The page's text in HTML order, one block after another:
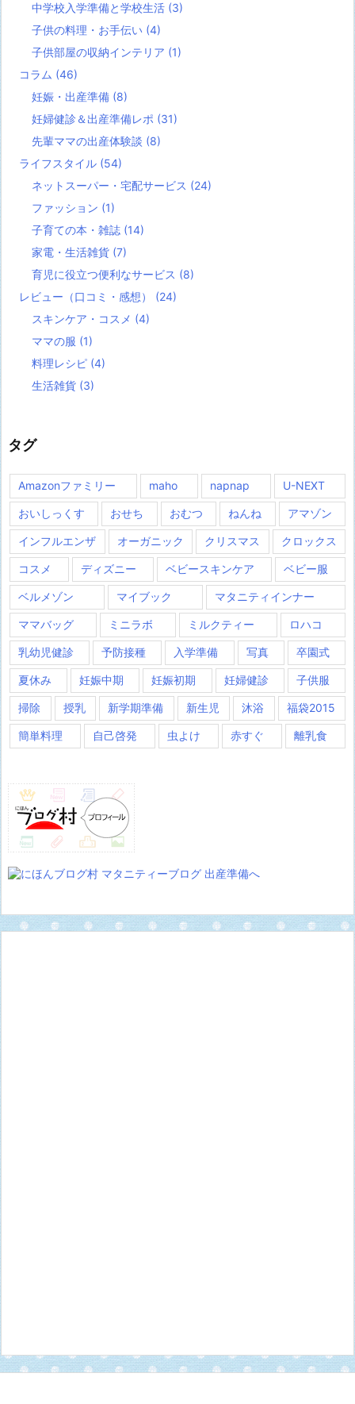
中学校入学準備と学校生活 (3)
子供の料理・お手伝い (4)
子供部屋の収納インテリア (1)
コラム (46)
妊娠・出産準備 (8)
妊婦健診＆出産準備レポ (31)
先輩ママの出産体験談 (8)
ライフスタイル (54)
ネットスーパー・宅配サービス (24)
ファッション (1)
子育ての本・雑誌 (14)
家電・生活雑貨 (7)
育児に役立つ便利なサービス (8)
レビュー（口コミ・感想） (24)
スキンケア・コスメ (4)
ママの服 (1)
料理レシピ (4)
生活雑貨 (3)
タグ
Amazonファミリー maho napnap U-NEXT
おいしっくす おせち おむつ ねんね アマゾン
インフルエンザ オーガニック クリスマス クロックス
コスメ ディズニー ベビースキンケア ベビー服
ベルメゾン マイブック マタニティインナー
ママバッグ ミニラボ ミルクティー ロハコ
乳幼児健診 予防接種 入学準備 写真 卒園式
夏休み 妊娠中期 妊娠初期 妊婦健診 子供服
掃除 授乳 新学期準備 新生児 沐浴 福袋2015
簡単料理 自己啓発 虫よけ 赤すぐ 離乳食